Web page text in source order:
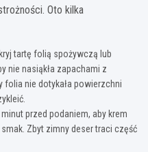
Oto kilka
tartę folią spożywczą lub
nie nasiąkła zapachami z
folia nie dotykała powierzchni
przed podaniem, aby krem
Zbyt zimny deser traci część